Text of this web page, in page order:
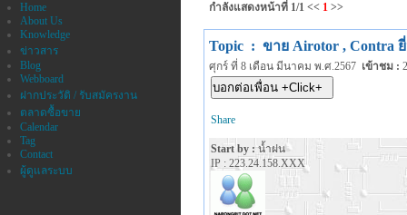
Home
About Us
Knowledge
ข่าวสาร
Blog
Webboard
ฝากประวัติ / รับสมัครงาน
ตลาดซื้อขาย
Calendar
Tag
Contact
ผู้ดูแลระบบ
กำลังแสดงหน้าที่ 1/1 << 1 >>
Topic : ขาย Airotor , Contra
ศุกร์ ที่ 8 เดือน มีนาคม พ.ศ.2567 เข้าชม :
Share
Start by :น้ำฝน
IP : 223.24.158.XXX